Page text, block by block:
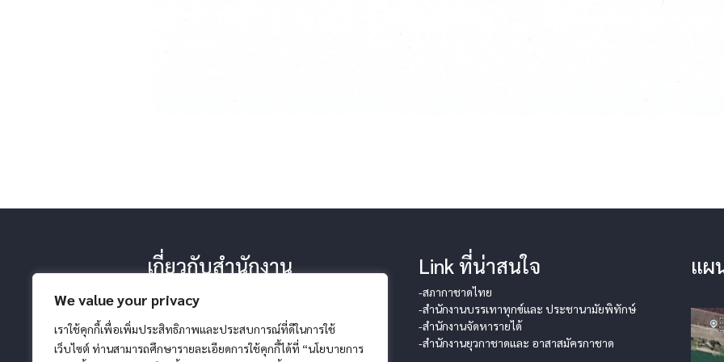
We value your privacy
เราใช้คุกกี้เพื่อเพิ่มประสิทธิภาพและประสบการณ์ที่ดีในการใช้
เว็บไซต์ ท่านสามารถศึกษารายละเอียดการใช้คุกกี้ได้ที่ “นโยบายการ
เกี่ยวกับสำนักงาน
-โครงสร้างสำนักงาน
-วิสัยทัศน์ พันธกิจ
Link ที่น่าสนใจ
-สภากาชาดไทย
-สำนักงานบรรเทาทุกข์และ ประชานามัยพิทักษ์
-สำนักงานจัดหารายได้
-สำนักงานยุวกาชาดและ อาสาสมัครกาชาด
แผ